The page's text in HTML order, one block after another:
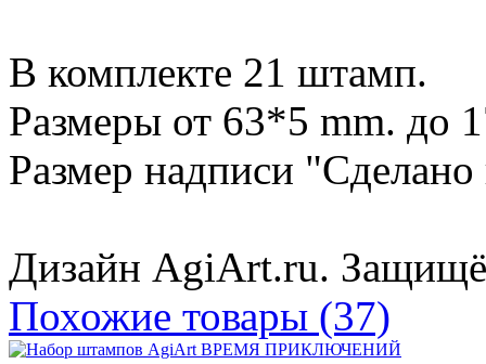
В комплекте 21 штамп.
Размеры от 63*5 mm. до
Размер надписи
Дизайн AgiArt.ru.
Похожие товары (37)